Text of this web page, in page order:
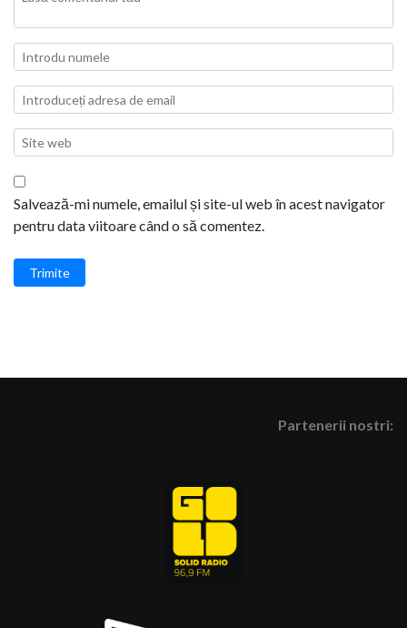
Salvează-mi numele, emailul și site-ul web în acest navigator
pentru data viitoare când o să comentez.
Trimite
Partenerii nostri: